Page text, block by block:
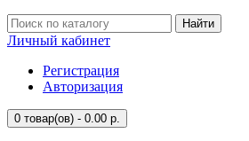
Найти
Личный кабинет
Регистрация
Авторизация
0 товар(ов) - 0.00 р.